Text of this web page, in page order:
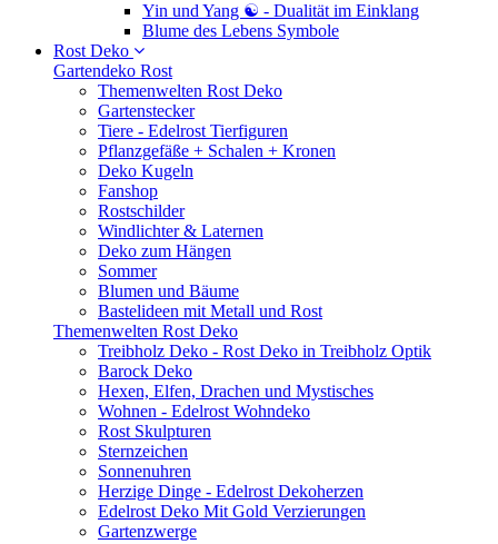
Yin und Yang ☯ - Dualität im Einklang
Blume des Lebens Symbole
Rost Deko
Gartendeko Rost
Themenwelten Rost Deko
Gartenstecker
Tiere - Edelrost Tierfiguren
Pflanzgefäße + Schalen + Kronen
Deko Kugeln
Fanshop
Rostschilder
Windlichter & Laternen
Deko zum Hängen
Sommer
Blumen und Bäume
Bastelideen mit Metall und Rost
Themenwelten Rost Deko
Treibholz Deko - Rost Deko in Treibholz Optik
Barock Deko
Hexen, Elfen, Drachen und Mystisches
Wohnen - Edelrost Wohndeko
Rost Skulpturen
Sternzeichen
Sonnenuhren
Herzige Dinge - Edelrost Dekoherzen
Edelrost Deko Mit Gold Verzierungen
Gartenzwerge